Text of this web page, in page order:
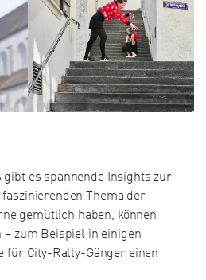
gibt es spannende Insights zur
Thema der
gemütlich haben, können
– zum Beispiel in einigen
für City-Rally-Gänger einen